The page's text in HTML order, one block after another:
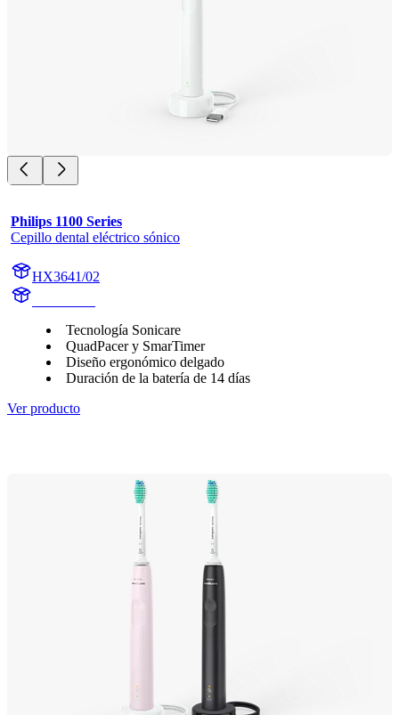
Philips 1100 Series
Cepillo dental eléctrico sónico
HX3641/02
Tecnología Sonicare
QuadPacer y SmarTimer
Diseño ergonómico delgado
Duración de la batería de 14 días
Ver producto